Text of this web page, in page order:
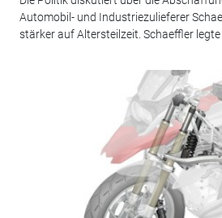
Automobil- und Industriezulieferer
stärker auf Altersteilzeit. Schaeffler legte